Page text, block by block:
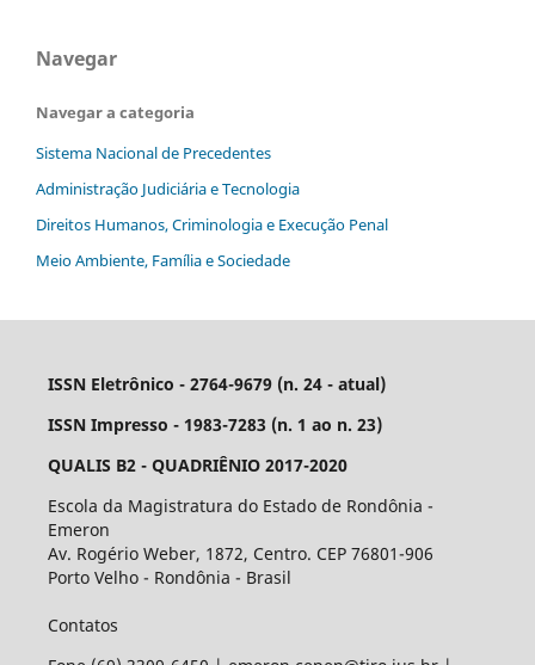
Navegar
Navegar a categoria
Sistema Nacional de Precedentes
Administração Judiciária e Tecnologia
Direitos Humanos, Criminologia e Execução Penal
Meio Ambiente, Família e Sociedade
ISSN Eletrônico - 2764-9679 (n. 24 - atual)
ISSN Impresso - 1983-7283 (n. 1 ao n. 23)
QUALIS B2 - QUADRIÊNIO 2017-2020
Escola da Magistratura do Estado de Rondônia -
Emeron
Av. Rogério Weber, 1872, Centro. CEP 76801-906
Porto Velho - Rondônia - Brasil
Contatos